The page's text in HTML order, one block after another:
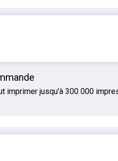
imprimer jusqu'à 300 000